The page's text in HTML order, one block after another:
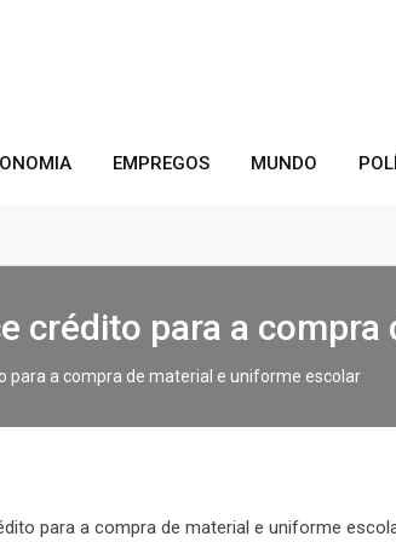
EMPREGOS MUNDO
crédito para a
para a compra de material e uniforme escolar